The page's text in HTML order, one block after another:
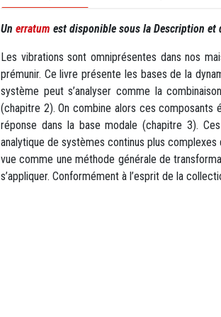
Un erratum est disponible sous la Description
Les vibrations sont omniprésentes dans nos
prémunir. Ce livre présente les bases de la
système peut s’analyser comme la
(chapitre 2). On combine alors ces
réponse dans la base modale (chapitre 3).
analytique de systèmes continus plus
vue comme une méthode générale de
s’appliquer. Conformément à l’esprit de la